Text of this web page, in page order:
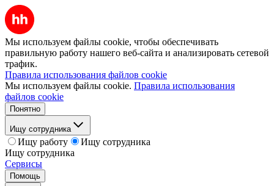
Мы используем файлы cookie, чтобы обеспечивать
правильную работу нашего веб-сайта и анализировать сетевой
трафик.
Правила использования файлов cookie
Мы используем файлы cookie. Правила использования
файлов cookie
Понятно
Ищу сотрудника
Ищу работу
Ищу сотрудника
Ищу сотрудника
Сервисы
Помощь